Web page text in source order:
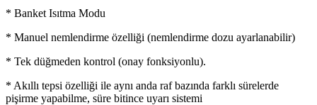
* Banket Isıtma Modu
* Manuel nemlendirme özelliği (nemlendirme dozu ayarlanabilir)
* Tek düğmeden kontrol (onay fonksiyonlu).
* Akıllı tepsi özelliği ile aynı anda raf bazında farklı sürelerde
pişirme yapabilme, süre bitince uyarı sistemi